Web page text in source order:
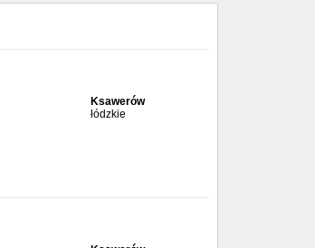
Ksawerów
łódzkie